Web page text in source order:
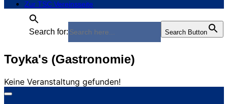
Zur TSC Vereinsseite
Search for: Search Button
Toyka's (Gastronomie)
Keine Veranstaltung gefunden!